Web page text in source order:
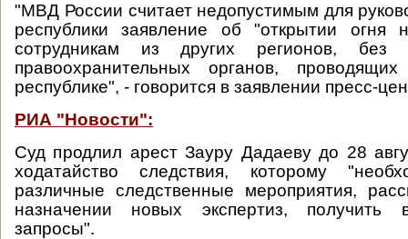
"МВД России считает недопустимым для
республики заявление об "открытии огня
сотрудникам из других регионов, без
правоохранительных органов,
республике", - говорится в заявлении пресс-
РИА "Новости":
Суд продлил арест Зауру Дадаеву до 28
ходатайство следствия, которому
различные следственные мероприятия,
назначении новых экспертиз, получить
запросы".